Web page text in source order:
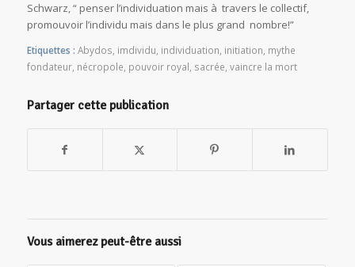
Schwarz, “ penser l’individuation mais à travers le collectif,
promouvoir l’individu mais dans le plus grand nombre!”
Etiquettes : Abydos imdividu individuation initiation mythe
fondateur, nécropole pouvoir royal sacrée vaincre la mort
Partager cette publication
Vous aimerez peut-être aussi